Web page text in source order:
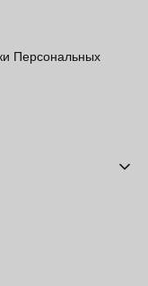
Персональных